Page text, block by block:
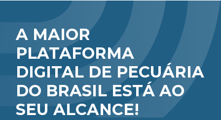
A MAIOR
PLATAFORMA
DIGITAL DE PECUÁRIA
DO BRASIL ESTÁ AO
SEU ALCANCE!